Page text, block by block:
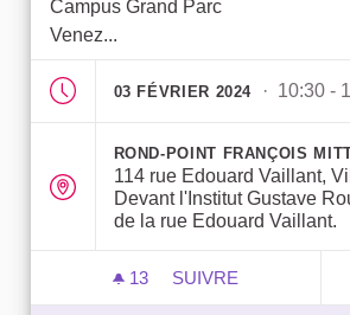
Campus Grand Parc
Venez...
03 FÉVRIER 2024 · 10:30 -
ROND-POINT FRANÇOIS
114 rue Edouard Vaillant,
Devant l'Institut Gustave
de la rue Edouard Vaillant.
13 13 ABONNÉS
SUIVRE